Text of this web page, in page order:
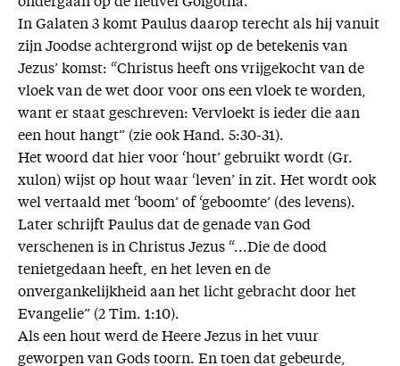
In Galaten 3 komt Paulus daarop terecht als hij vanuit
zijn Joodse achtergrond wijst op de betekenis van
Jezus’ komst: “Christus heeft ons vrijgekocht van de
vloek van de wet door voor ons een vloek te worden,
want er staat geschreven: Vervloekt is ieder die aan
een hout hangt” (zie ook Hand. 5:30-31).
Het woord dat hier voor ‘hout’ gebruikt wordt (Gr.
xulon) wijst op hout waar ‘leven’ in zit. Het wordt ook
wel vertaald met ‘boom’ of ‘geboomte’ (des levens).
Later schrijft Paulus dat de genade van God
verschenen is in Christus Jezus “...Die de dood
tenietgedaan heeft, en het leven en de
onvergankelijkheid aan het licht gebracht door het
Evangelie” (2 Tim. 1:10).
Als een hout werd de Heere Jezus in het vuur
geworpen van Gods toorn. En toen dat gebeurde,